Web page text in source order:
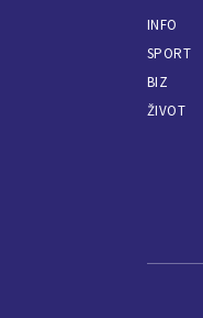
INFO
SPORT
BIZ
ŽIVOT